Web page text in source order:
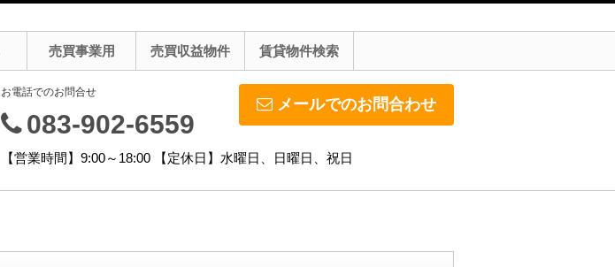
売買事業用 売買収益物件 賃貸物件検索
メールでのお問合わせ
お電話でのお問合せ
083-902-6559
【営業時間】9:00～18:00 【定休日】水曜日、日曜日、祝日